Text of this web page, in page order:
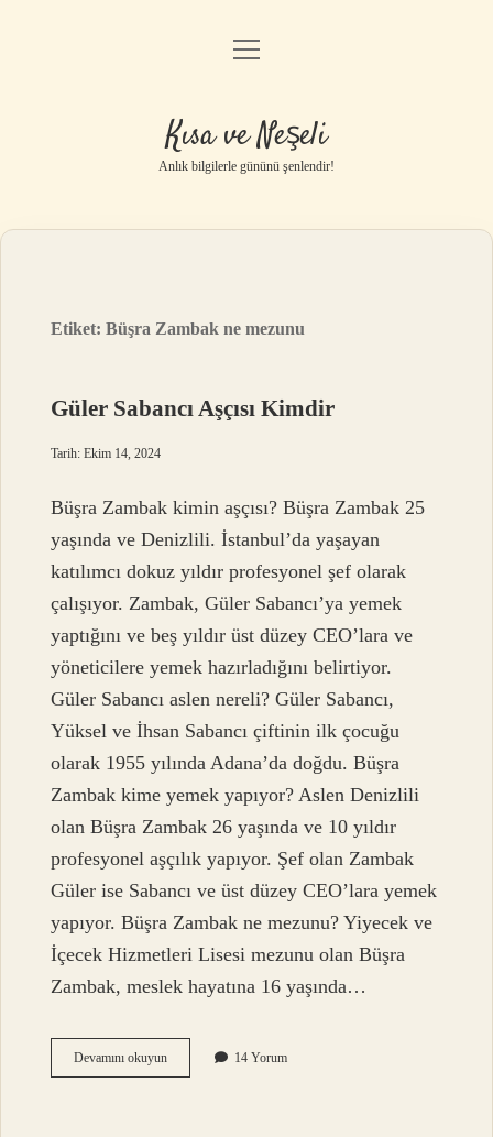
Anasayfa
Yasal Uyarı
menüyü
Kısa ve Neşeli
Anlık bilgilerle gününü şenlendir!
Etiket:Büşra Zambak ne mezunu
Güler Sabancı Aşçısı Kimdir
Tarih: Ekim 14, 2024
Büşra Zambak kimin aşçısı? Büşra Zambak 25
yaşında ve Denizlili. İstanbul’da yaşayan
katılımcı dokuz yıldır profesyonel şef olarak
çalışıyor. Zambak, Güler Sabancı’ya yemek
yaptığını ve beş yıldır üst düzey CEO’lara ve
yöneticilere yemek hazırladığını belirtiyor.
Güler Sabancı aslen nereli? Güler Sabancı,
Yüksel ve İhsan Sabancı çiftinin ilk çocuğu
olarak 1955 yılında Adana’da doğdu. Büşra
Zambak kime yemek yapıyor? Aslen Denizlili
olan Büşra Zambak 26 yaşında ve 10 yıldır
profesyonel aşçılık yapıyor. Şef olan Zambak
Güler ise Sabancı ve üst düzey CEO’lara yemek
yapıyor. Büşra Zambak ne mezunu? Yiyecek ve
İçecek Hizmetleri Lisesi mezunu olan Büşra
Zambak, meslek hayatına 16 yaşında…
Devamını okuyunGüler
Sabancı
14 Yorum